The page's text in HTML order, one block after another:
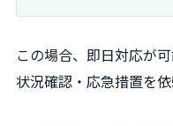
この場合、即日対応が
状況確認・応急措置を依